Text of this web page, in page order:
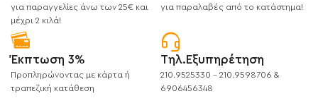
για παραγγελίες άνω των 25€ και
μέχρι 2 κιλά!
για παραλαβές από το κατάστημα!
Έκπτωση 3%
Προπληρώνοντας με κάρτα ή
τραπεζική κατάθεση
Τηλ.Εξυπηρέτηση
210.9525330 - 210.9598706 &
6906456348